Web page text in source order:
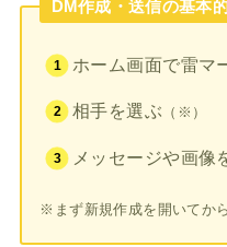
DM作成・送信の基本
ホーム画面で雷マ
相手を選ぶ （※）
メッセージや画像
※まず新規作成を開いてか